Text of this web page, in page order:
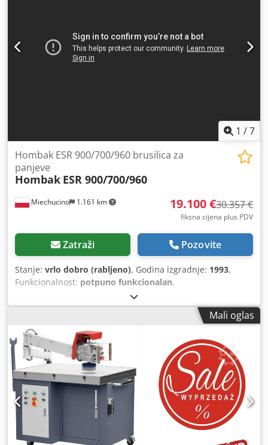
1 /7
Miechucino 1.161 km
Hombak ESR 900/700/960 brusilica za
panjeve
Hombak ESR 900/700/960
19.100 €30.357 €
fiksna cijena plus PDV
Zatraži Pozovite
Stanje: vrlo dobro (rabljeno), Godina izgradnje: 1993,
Funkcionalnost: potpuno funkcionalan,
Mali oglas